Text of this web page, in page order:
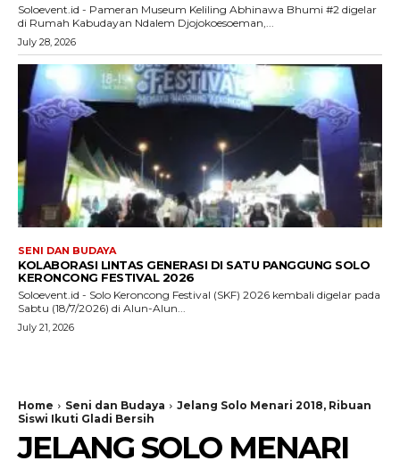
Soloevent.id - Pameran Museum Keliling Abhinawa Bhumi #2 digelar
di Rumah Kabudayan Ndalem Djojokoesoeman,...
July 28, 2026
SENI DAN BUDAYA
KOLABORASI LINTAS GENERASI DI SATU PANGGUNG SOLO
KERONCONG FESTIVAL 2026
Soloevent.id - Solo Keroncong Festival (SKF) 2026 kembali digelar pada
Sabtu (18/7/2026) di Alun-Alun...
July 21, 2026